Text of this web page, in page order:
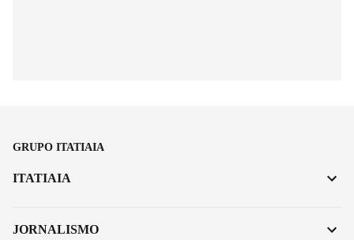
GRUPO ITATIAIA
ITATIAIA
JORNALISMO